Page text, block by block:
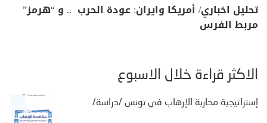
تحليل اخباري/ أمريكا وايران: عودة الحرب .. و “هرمز”
مربط الفرس
الأكثر قراءة خلال الأسبوع
إستراتيجية محاربة الإرهاب في تونس /دراسة/